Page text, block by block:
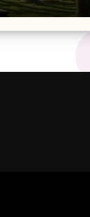
Wahrheit
der letzten